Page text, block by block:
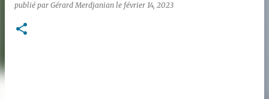
publié par Gérard Merdjanian le février 14, 2023